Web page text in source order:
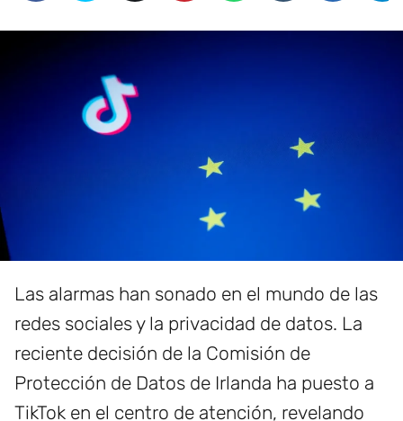
Las alarmas han sonado en el mundo de las
redes sociales y la privacidad de datos. La
reciente decisión de la Comisión de
Protección de Datos de Irlanda ha puesto a
TikTok en el centro de atención, revelando